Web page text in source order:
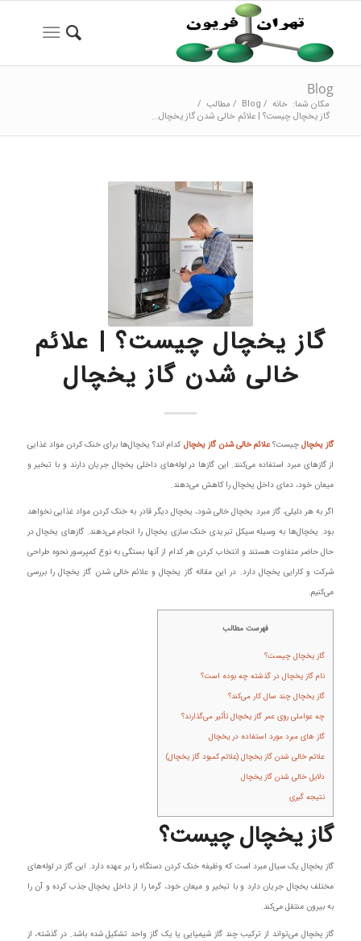
Blog
مکان شما: خانه /
Blog
/ مطالب /
گاز یخچال چیست؟ | علائم خالی شدن گاز یخچال...
گاز یخچال چیست؟ | علائم
خالی شدن گاز یخچال
گاز یخچالچیست؟ علائم خالی شدن گاز یخچال کدام اند؟ یخچال‌ها برای خنک کردن مواد غذایی
از گازهای مبرد استفاده می‌کنند. این گازها در لوله‌های داخلی یخچال جریان دارند و با تبخیر و
میعان خود، دمای داخل یخچال را کاهش می‌دهند.
اگر به هر دلیلی، گاز مبرد یخچال خالی شود، یخچال دیگر قادر به خنک کردن مواد غذایی نخواهد
بود. یخچال‌ها به وسیله سیکل تبریدی خنک سازی یخچال را انجام می‌دهند. گازهای یخچال در
حال حاضر متفاوت هستند و انتخاب کردن هر کدام از آنها بستگی به نوع کمپرسور نحوه طراحی
شرکت و کارایی یخچال دارد. در این مقاله گاز یخچال و علائم خالی شدن گاز یخچال را بررسی
می‌کنیم.
فهرست مطالب
گاز یخچال چیست؟
نام گاز یخچال در گذشته چه بوده است؟
گاز یخچال چند سال کار می‌کند؟
چه عواملی روی عمر گاز یخچال تأثیر می‌گذارند؟
گاز های مبرد مورد استفاده در یخچال
علائم خالی شدن گاز یخچال (علائم کمبود گاز یخچال)
دلایل خالی شدن گاز یخچال
نتیجه‌ گیری
گاز یخچال چیست؟
گاز یخچال یک سیال مبرد است که وظیفه خنک کردن دستگاه را بر عهده دارد. این گاز در لوله‌های
مختلف یخچال جریان دارد و با تبخیر و میعان خود، گرما را از داخل یخچال جذب کرده و آن را
به بیرون منتقل می‌کند.
گاز یخچال می‌تواند از ترکیب چند گاز شیمیایی یا یک گاز واحد تشکیل شده باشد. در گذشته، از